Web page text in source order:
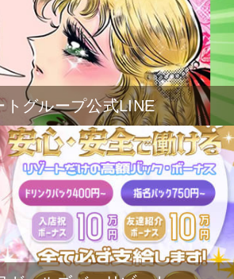
トグループ公式LINE